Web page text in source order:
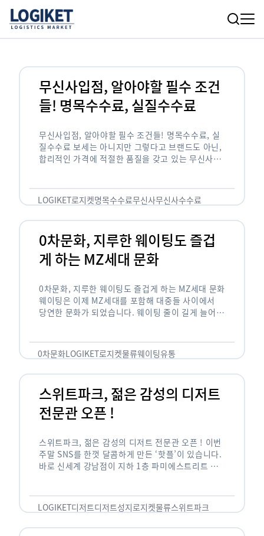
무신사입점, 알아야할 필수 조건
들! 명목수수료, 실질수수료
무신사입점, 알아야할 필수 조건들! 명목수수료, 실
질수수료 보세는 아니지만 그렇다고 브랜드도 아닌,
합리적인 가격에 적절한 품질을 갖고 있는 무신사!
LOGIKET로지켓명목수수료무신사무신사수수료
0차문화, 지루한 웨이팅도 즐겁
게 하는 MZ세대 문화
0차문화, 지루한 웨이팅도 즐겁게 하는 MZ세대 문화
웨이팅은 이제 MZ세대를 포함해 대중들 사이에서
당연한 문화가 되었습니다. 웨이팅 줄이 길게 늘어서
0차문화LOGIKET로지켓물류웨이팅유통
스위트파크, 젊은 감성의 디저트
전문관 오픈 !
스위트파크, 젊은 감성의 디저트 전문관 오픈 ! 이번
주말 SNS를 한껏 달콤하게 만든 ‘핫플’이 있습니다.
바로 신세계 강남점이 지하 1층 파미에스트리트 분
LOGIKET디저트디저트성지로지켓물류스위트파크